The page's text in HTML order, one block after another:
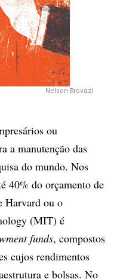
Nelson Brovazi
ou
a manutenção das
do mundo. Nos
40% do orçamento de
Harvard ou o
(MIT) é
funds, compostos
cujos rendimentos
e bolsas. No